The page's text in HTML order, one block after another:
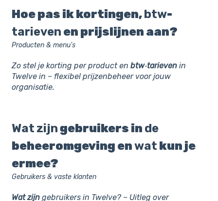
Hoe pas ik kortingen,btw-
tarieven en prijslijnen aan?
Producten & menu's
Zo stel je korting per product en btw‑tarieven in
Twelve in – flexibel prijzenbeheer voor jouw
organisatie.
Wat zijngebruikers in de
beheeromgeving enwat kun je
ermee?
Gebruikers & vaste klanten
Wat zijn gebruikers in Twelve? – Uitleg over